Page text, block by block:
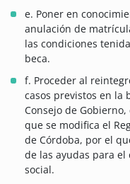
e. Poner en
anulación de
las condiciones
beca.
f. Proceder al
casos previstos en la
Consejo de
que se modifica el
de Córdoba, por el
de las ayudas para
social.